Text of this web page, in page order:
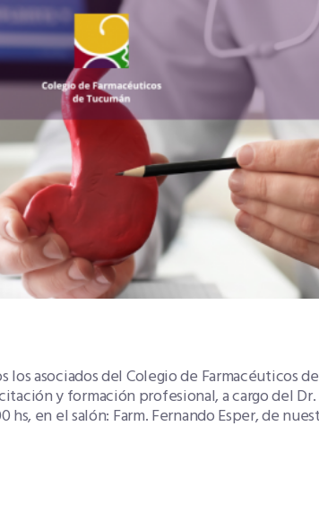
asociados del Colegio de Farmacéuticos de
y formación profesional, a cargo del Dr.
en el salón: Farm. Fernando Esper, de